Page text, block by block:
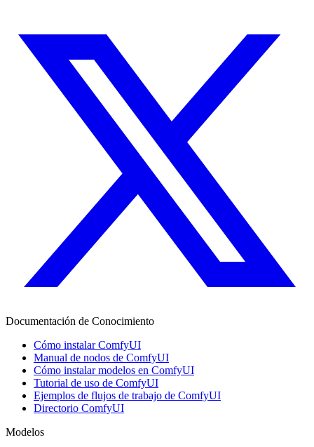
Documentación de Conocimiento
Cómo instalar ComfyUI
Manual de nodos de ComfyUI
Cómo instalar modelos en ComfyUI
Tutorial de uso de ComfyUI
Ejemplos de flujos de trabajo de ComfyUI
Directorio ComfyUI
Modelos